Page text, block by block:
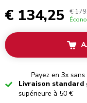
€ 134,25 €
Payez en 3x
CheckedLivraison
supérieure à 50 €